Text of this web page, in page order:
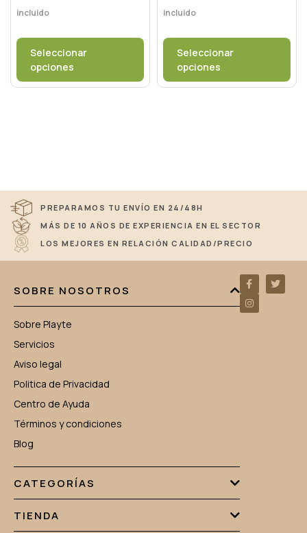
incluido
Seleccionar
opciones
incluido
Seleccionar
opciones
PREPARAMOS TU ENVÍO EN 24/48H
MÁS DE 10 AÑOS DE EXPERIENCIA EN EL SECTOR
LOS MEJORES EN RELACIÓN CALIDAD/PRECIO
SOBRE NOSOTROS
Sobre Playte
Servicios
Aviso legal
Politica de Privacidad
Centro de Ayuda
Términos y condiciones
Blog
CATEGORÍAS
TIENDA